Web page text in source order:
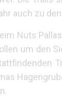
auch zu
Nuts
um den